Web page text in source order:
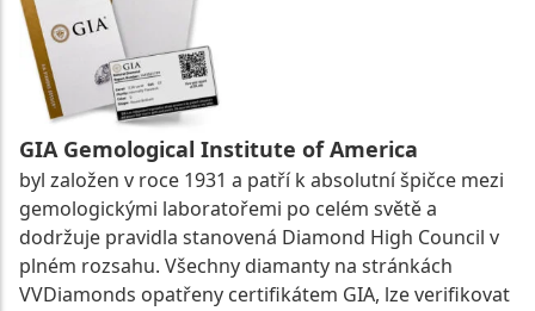
GIA Gemological Institute of America
byl založen v roce 1931 a patří k absolutní špičce mezi
gemologickými laboratořemi po celém světě a
dodržuje pravidla stanovená Diamond High Council v
plném rozsahu. Všechny diamanty na stránkách
VVDiamonds opatřeny certifikátem GIA, lze verifikovat